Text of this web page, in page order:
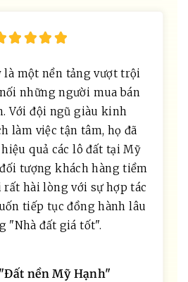
  
là một nền tảng vượt trội
những người mua bán
Với đội ngũ giàu kinh
làm việc tận tâm, họ đã
quả các lô đất tại Mỹ
tượng khách hàng tiềm
rất hài lòng với sự hợp tác
tiếp tục đồng hành lâu
"Nhà đất giá tốt".
"Đất nền Mỹ Hạnh"